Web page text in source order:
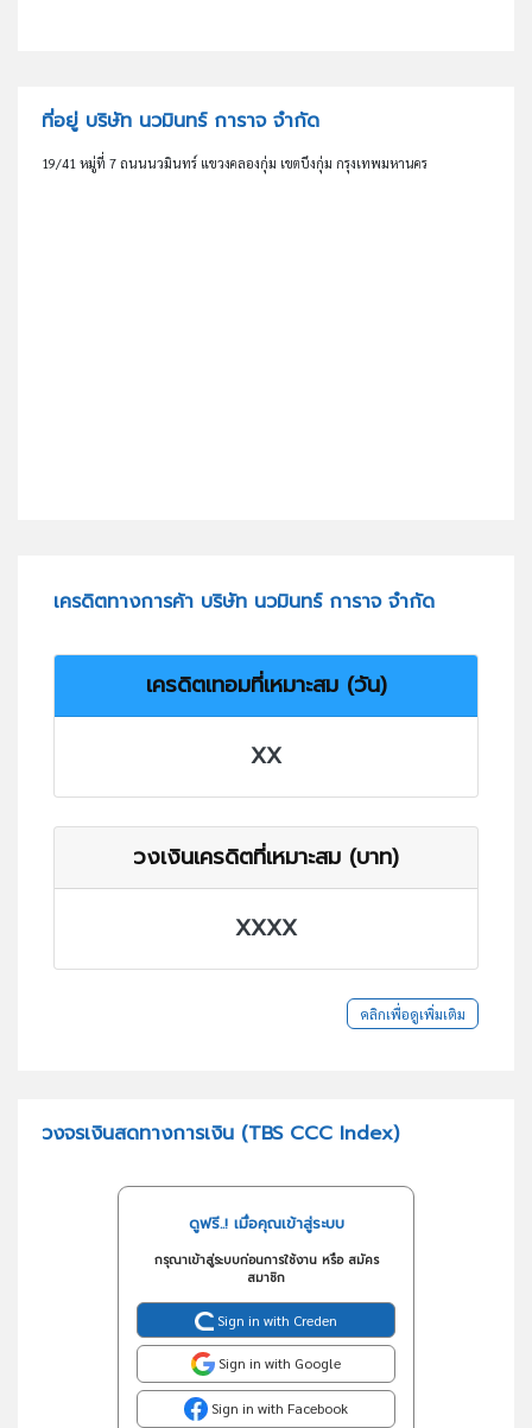
ที่อยู่ บริษัท นวมินทร์ การาจ จำกัด
19/41 หมู่ที่ 7 ถนนนวมินทร์ แขวงคลองกุ่ม เขตบึงกุ่ม กรุงเทพมหานคร
เครดิตทางการค้า บริษัท นวมินทร์ การาจ จำกัด
เครดิตเทอมที่เหมาะสม (วัน)
XX
วงเงินเครดิตที่เหมาะสม (บาท)
XXXX
คลิกเพื่อดูเพิ่มเติม
วงจรเงินสดทางการเงิน (TBS CCC Index)
ดูฟรี..! เมื่อคุณเข้าสู่ระบบ
กรุณาเข้าสู่ระบบก่อนการใช้งาน หรือ สมัคร
สมาชิก
Sign in with Creden
Sign in with Google
Sign in with Facebook